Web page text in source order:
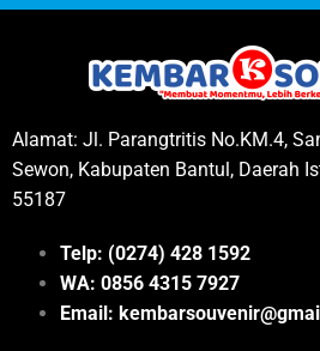
Alamat: Jl. Parangtritis No.KM.4,
Sewon, Kabupaten Bantul, Daerah
55187
Telp: (0274) 428 1592
WA: 0856 4315 7927
Email: